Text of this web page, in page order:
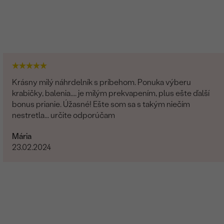
Krásny milý náhrdelník s príbehom. Ponuka výberu
krabičky, balenia.... je milým prekvapením, plus ešte ďalší
bonus prianie. Úžasné! Ešte som sa s takým niečím
nestretla... určite odporúčam
Mária
23.02.2024